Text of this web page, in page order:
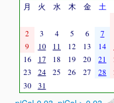
月 火 水 木 金 土
2 3 4 5 6
7
9
10 11 12 13 14
16
17 18 19 20 21
23
24 25 26 27 28
30
31